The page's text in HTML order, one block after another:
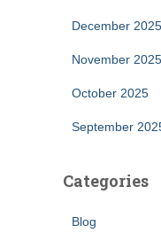
December 2025
November 2025
October 2025
September
Categories
Blog